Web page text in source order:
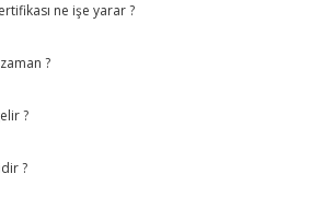
ne işe yarar ?
?
?
?